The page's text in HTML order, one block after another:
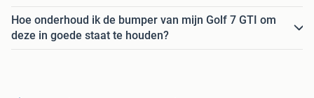
Hoe onderhoud ik de bumper van mijn Golf 7 GTI om
deze in goede staat te houden?